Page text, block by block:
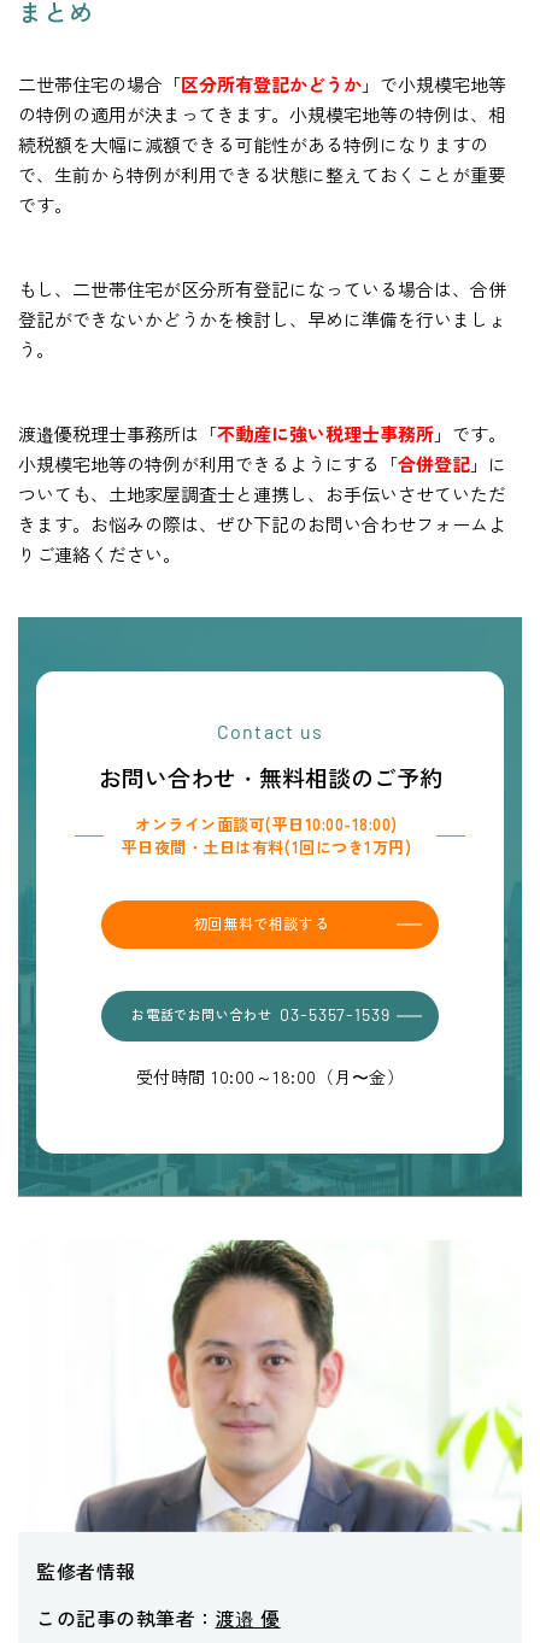
まとめ
二世帯住宅の場合「区分所有登記かどうか」で小規模宅地等
の特例の適用が決まってきます。小規模宅地等の特例は、相
続税額を大幅に減額できる可能性がある特例になりますの
で、生前から特例が利用できる状態に整えておくことが重要
です。
もし、二世帯住宅が区分所有登記になっている場合は、合併
登記ができないかどうかを検討し、早めに準備を行いましょ
う。
渡邉優税理士事務所は「不動産に強い税理士事務所」です。
小規模宅地等の特例が利用できるようにする「合併登記」に
ついても、土地家屋調査士と連携し、お手伝いさせていただ
きます。お悩みの際は、ぜひ下記のお問い合わせフォームよ
りご連絡ください。
Contact us
お問い合わせ・無料相談のご予約
オンライン面談可(平日10:00-18:00)
平日夜間・土日は有料(1回につき1万円)
初回無料で相談する
お電話でお問い合わせ 03-5357-1539
受付時間 10:00～18:00（月〜金）
監修者情報
この記事の執筆者： 渡邉 優